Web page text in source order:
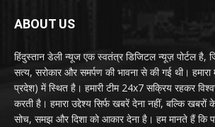
ABOUT US
हिंदुस्तान डेली न्यूज एक स्वतंत्र डिजिटल न्यूज़ पोर्टल है,
सत्य, सरोकार और समर्पण की भावना से की गई थी। हमारा
प्रदेश) में स्थित है। हमारी टीम 24x7 सक्रिय रहकर
करती है। हमारा उद्देश्य सिर्फ खबरें देना नहीं, बल्कि
सोच, समझ और दिशा को आकार देना है। हम मानते हैं कि